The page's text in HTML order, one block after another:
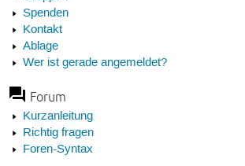
Spenden
Kontakt
Ablage
Wer ist gerade angemeldet?
Forum
Kurzanleitung
Richtig fragen
Foren-Syntax